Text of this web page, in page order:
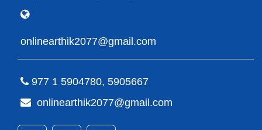
onlinearthik2077@gmail.com
977 1 5904780, 5905667
onlinearthik2077@gmail.com